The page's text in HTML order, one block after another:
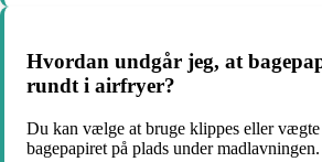
Hvordan undgår jeg, at
rundt i airfryer?
Du kan vælge at bruge klippes eller
bagepapiret på plads under madlavningen.